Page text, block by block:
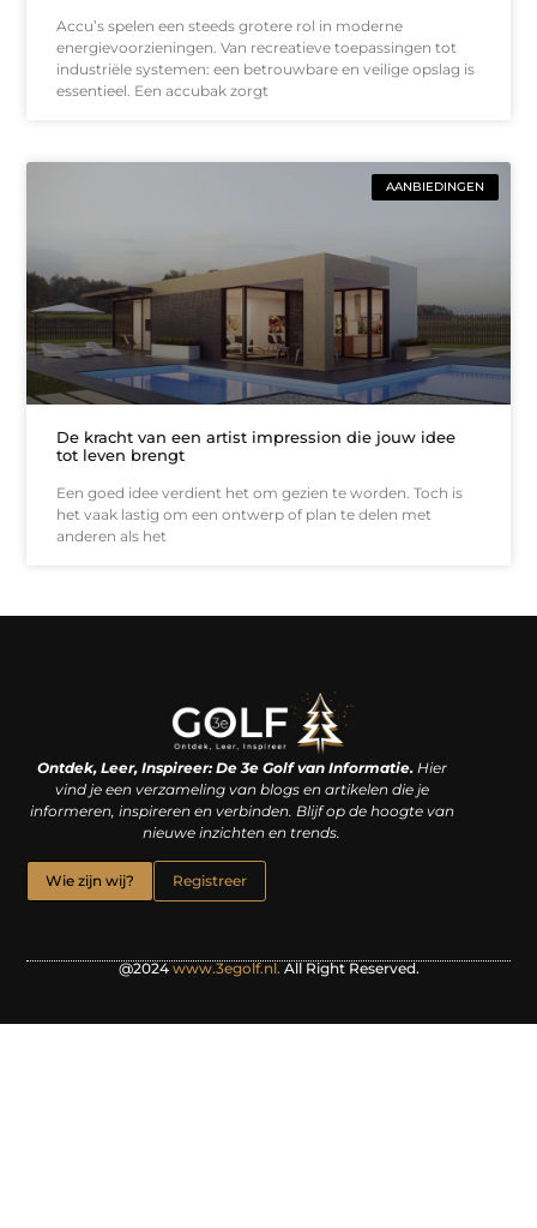
Accu’s spelen een steeds grotere rol in moderne
energievoorzieningen. Van recreatieve toepassingen tot
industriële systemen: een betrouwbare en veilige opslag is
essentieel. Een accubak zorgt
AANBIEDINGEN
De kracht van een artist impression die jouw idee
tot leven brengt
Een goed idee verdient het om gezien te worden. Toch is
het vaak lastig om een ontwerp of plan te delen met
anderen als het
Ontdek, Leer, Inspireer: De 3e Golf van Informatie.Hier
vind je een verzameling van blogs en artikelen die je
informeren, inspireren en verbinden. Blijf op de hoogte van
nieuwe inzichten en trends.
Wie zijn wij? Registreer
@2024www.3egolf.nl.All Right Reserved.